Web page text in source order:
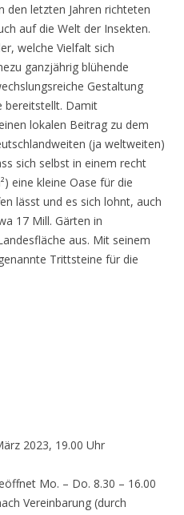
letzten Jahren richteten
auf die Welt der Insekten.
welche Vielfalt sich
ganzjährig blühende
Gestaltung
bereitstellt. Damit
lokalen Beitrag zu dem
(ja weltweiten)
sich selbst in einem recht
eine kleine Oase für die
lässt und es sich lohnt, auch
17 Mill. Gärten in
aus. Mit seinem
Trittsteine für die
2023, 19.00 Uhr
Mo. – Do. 8.30 – 16.00
Vereinbarung (durch